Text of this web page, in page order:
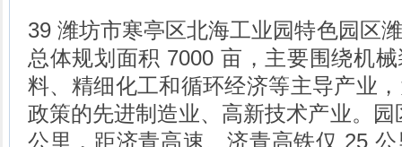
39 潍坊市寒亭区北海工业园特色园区
总体规划面积 7000 亩，主要围绕机
料、精细化工和循环经济等主导产业
政策的先进制造业、高新技术产业。
公里，距济青高速、济青高铁仅 25